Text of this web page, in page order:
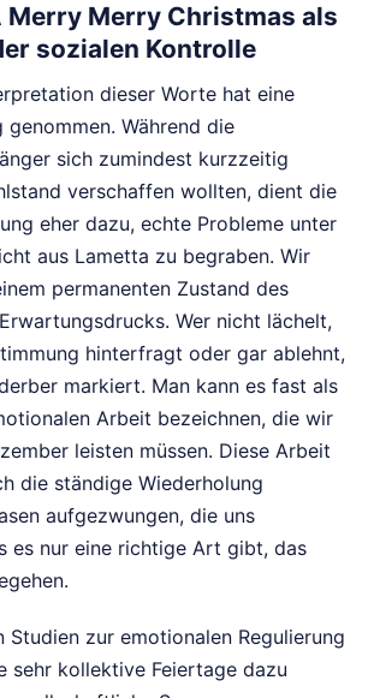
Merry Merry Christmas als
sozialen Kontrolle
dieser Worte hat eine
genommen. Während die
sich zumindest kurzzeitig
verschaffen wollten, dient die
eher dazu, echte Probleme unter
aus Lametta zu begraben. Wir
permanenten Zustand des
Wer nicht lächelt,
hinterfragt oder gar ablehnt,
markiert. Man kann es fast als
Arbeit bezeichnen, die wir
leisten müssen. Diese Arbeit
die ständige Wiederholung
aufgezwungen, die uns
es nur eine richtige Art gibt, das
Studien zur emotionalen Regulierung
sehr kollektive Feiertage dazu